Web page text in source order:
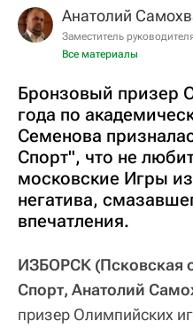
Анатолий
Заместитель
Все материалы
Бронзовый призер
года по
Семенова
Спорт", что не
московские Игры
негатива,
впечатления.
ИЗБОРСК (Псковская
Спорт, Анатолий
призер Олимпийских